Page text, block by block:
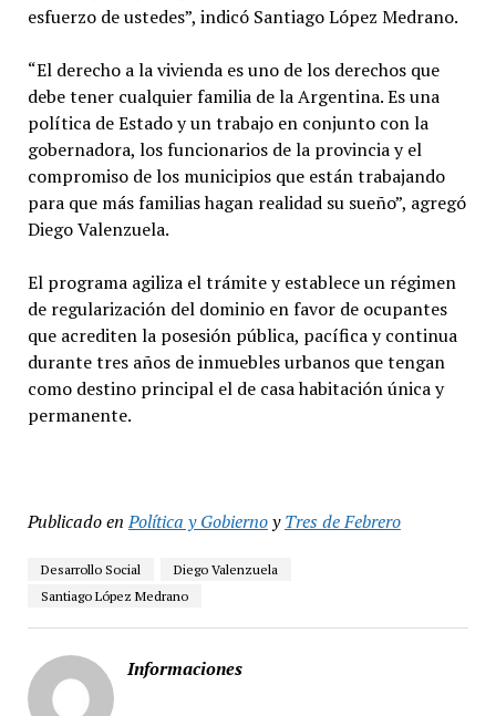
esfuerzo de ustedes”, indicó Santiago López Medrano.
“El derecho a la vivienda es uno de los derechos que
debe tener cualquier familia de la Argentina. Es una
política de Estado y un trabajo en conjunto con la
gobernadora, los funcionarios de la provincia y el
compromiso de los municipios que están trabajando
para que más familias hagan realidad su sueño”, agregó
Diego Valenzuela.
El programa agiliza el trámite y establece un régimen
de regularización del dominio en favor de ocupantes
que acrediten la posesión pública, pacífica y continua
durante tres años de inmuebles urbanos que tengan
como destino principal el de casa habitación única y
permanente.
Publicado en Política y GobiernoyTres de Febrero
Desarrollo Social
Diego Valenzuela
Santiago López Medrano
Informaciones